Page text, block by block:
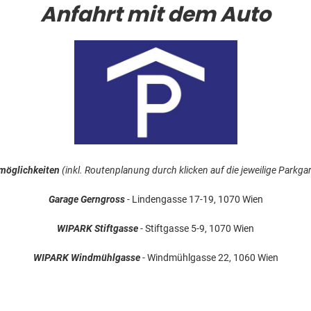
Anfahrt mit dem Auto
(inkl. Routenplanung durch klicken auf die jeweilige
Garage Gerngross- Lindengasse 17-19, 1070 Wien
WIPARK Stiftgasse- Stiftgasse 5-9, 1070 Wien
WIPARK Windmühlgasse- Windmühlgasse 22, 1060 Wien